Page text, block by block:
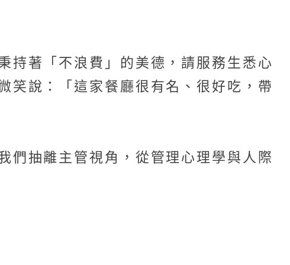
持著「不浪費」的美德，請服務生悉心
笑說：「這家餐廳很有名、很好吃，帶
們抽離主管視角，從管理心理學與人際